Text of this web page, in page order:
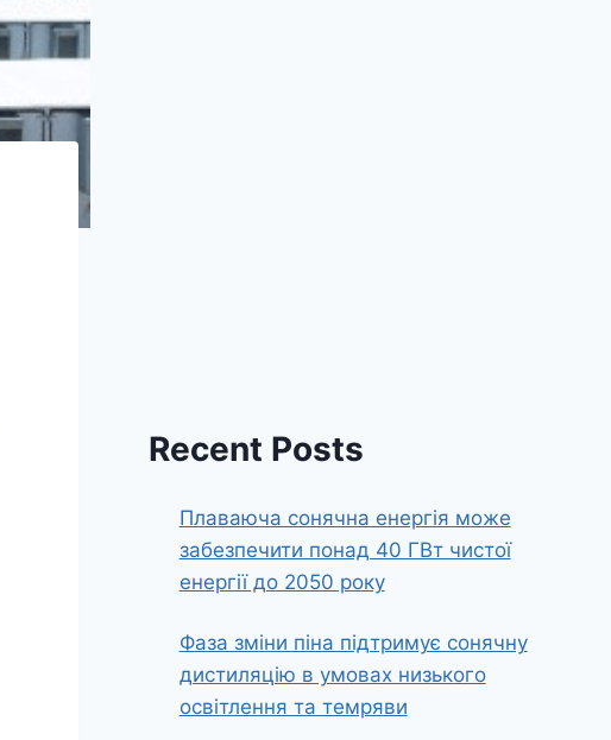
Recent Posts
Плаваюча сонячна енергія може
забезпечити понад 40 ГВт чистої
енергії до 2050 року
Фаза зміни піна підтримує сонячну
дистиляцію в умовах низького
освітлення та темряви